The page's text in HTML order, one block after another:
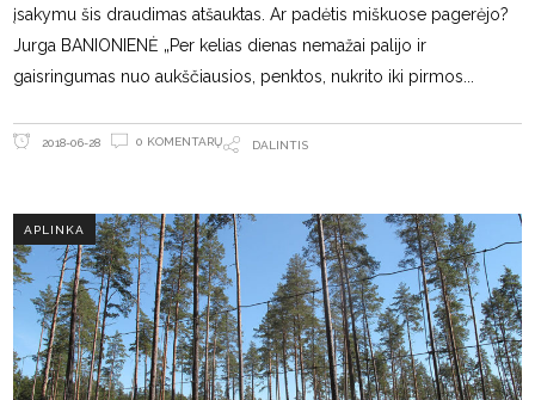
įsakymu šis draudimas atšauktas. Ar padėtis miškuose pagerėjo?
Jurga BANIONIENĖ „Per kelias dienas nemažai palijo ir
gaisringumas nuo aukščiausios, penktos, nukrito iki pirmos
2018-06-28 0 KOMENTARŲ DALINTIS
APLINKA